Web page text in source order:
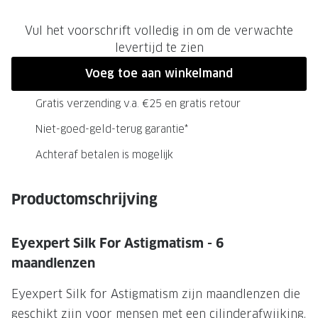
Onze brillenglazen
Nikon brillenglazen
Transitions brillenglazen
Vul het voorschrift volledig in om de verwachte
levertijd te zien
Voeg toe aan winkelmand
Gratis verzending v.a. €25 en gratis retour
Niet-goed-geld-terug garantie*
Achteraf betalen is mogelijk
Productomschrijving
Eyexpert Silk For Astigmatism - 6
maandlenzen
Eyexpert Silk for Astigmatism zijn maandlenzen die
geschikt zijn voor mensen met een cilinderafwijking.